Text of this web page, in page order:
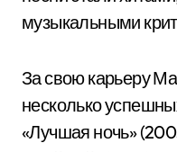
музыкальными
За свою карьеру
несколько
«Лучшая ночь»